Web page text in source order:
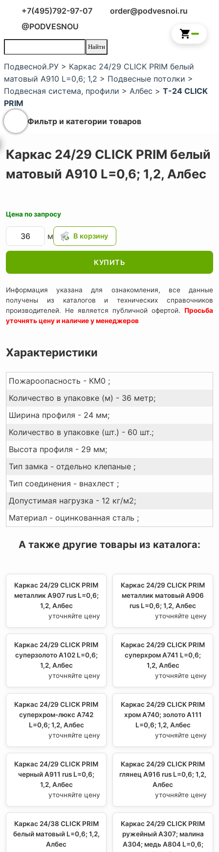
+7(495)792-97-07
order@podvesnoi.ru
@PODVESNOU
Подвесной.РУ > Каркас 24/29 CLICK PRIM белый
матовый A910 L=0,6; 1,2 > Подвесные потолки >
Подвесная система, профили > Албес > Т-24 CLICK
PRIM
Фильтр и категории товаров
Каркас 24/29 CLICK PRIM белый
матовый A910 L=0,6; 1,2, Албес
Цена по запросу
м
КУПИТЬ
Информация указана для ознакомления, все данные
получены из каталогов и технических справочников
производителей. Не является публичной офертой. Просьба
уточнять цену и наличие у менеджеров
Характеристики
Пожароопасность - КМ0 ;
Количество в упаковке (м) - 36 метр;
Ширина профиля - 24 мм;
Количество в упаковке (шт.) - 60 шт.;
Высота профиля - 29 мм;
Тип замка - отдельно клепаные ;
Тип соединения - внахлест ;
Допустимая нагрузка - 12 кг/м2;
Материал - оцинкованная сталь ;
А также другие товары из каталога:
Каркас 24/29 CLICK PRIM
металлик А907 rus L=0,6;
1,2, Албес
уточняйте цену
Каркас 24/29 CLICK PRIM
металлик матовый А906
rus L=0,6; 1,2, Албес
уточняйте цену
Каркас 24/29 CLICK PRIM
суперзолото А102 L=0,6;
1,2, Албес
уточняйте цену
Каркас 24/29 CLICK PRIM
суперхром А741 L=0,6;
1,2, Албес
уточняйте цену
Каркас 24/29 CLICK PRIM
суперхром-люкс А742
L=0,6; 1,2, Албес
уточняйте цену
Каркас 24/29 CLICK PRIM
хром А740; золото А111
L=0,6; 1,2, Албес
уточняйте цену
Каркас 24/29 CLICK PRIM
черный А911 rus L=0,6;
1,2, Албес
уточняйте цену
Каркас 24/29 CLICK PRIM
глянец A916 rus L=0,6; 1,2,
Албес
уточняйте цену
Каркас 24/38 CLICK PRIM
белый матовый L=0,6; 1,2,
Албес
Каркас 24/29 CLICK PRIM
ружейный А307; малина
А304; медь А804 L=0,6;